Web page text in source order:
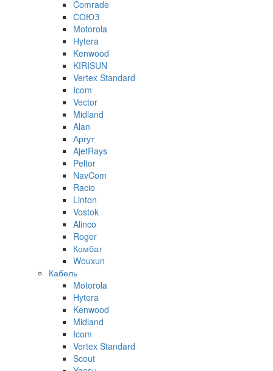
Comrade
СОЮЗ
Motorola
Hytera
Kenwood
KIRISUN
Vertex Standard
Icom
Vector
Midland
Alan
Аргут
AjetRays
Peltor
NavCom
Racio
Linton
Vostok
Alinco
Roger
Комбат
Wouxun
Кабель
Motorola
Hytera
Kenwood
Midland
Icom
Vertex Standard
Scout